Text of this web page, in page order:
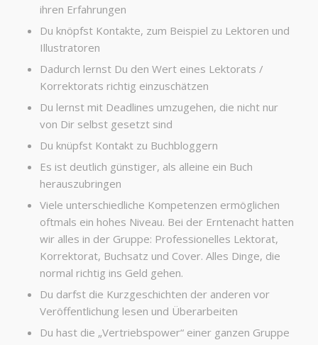
ihren Erfahrungen
Du knöpfst Kontakte, zum Beispiel zu Lektoren und
Illustratoren
Dadurch lernst Du den Wert eines Lektorats /
Korrektorats richtig einzuschätzen
Du lernst mit Deadlines umzugehen, die nicht nur
von Dir selbst gesetzt sind
Du knüpfst Kontakt zu Buchbloggern
Es ist deutlich günstiger, als alleine ein Buch
herauszubringen
Viele unterschiedliche Kompetenzen ermöglichen
oftmals ein hohes Niveau. Bei der Erntenacht hatten
wir alles in der Gruppe: Professionelles Lektorat,
Korrektorat, Buchsatz und Cover. Alles Dinge, die
normal richtig ins Geld gehen.
Du darfst die Kurzgeschichten der anderen vor
Veröffentlichung lesen und Überarbeiten
Du hast die „Vertriebspower“ einer ganzen Gruppe